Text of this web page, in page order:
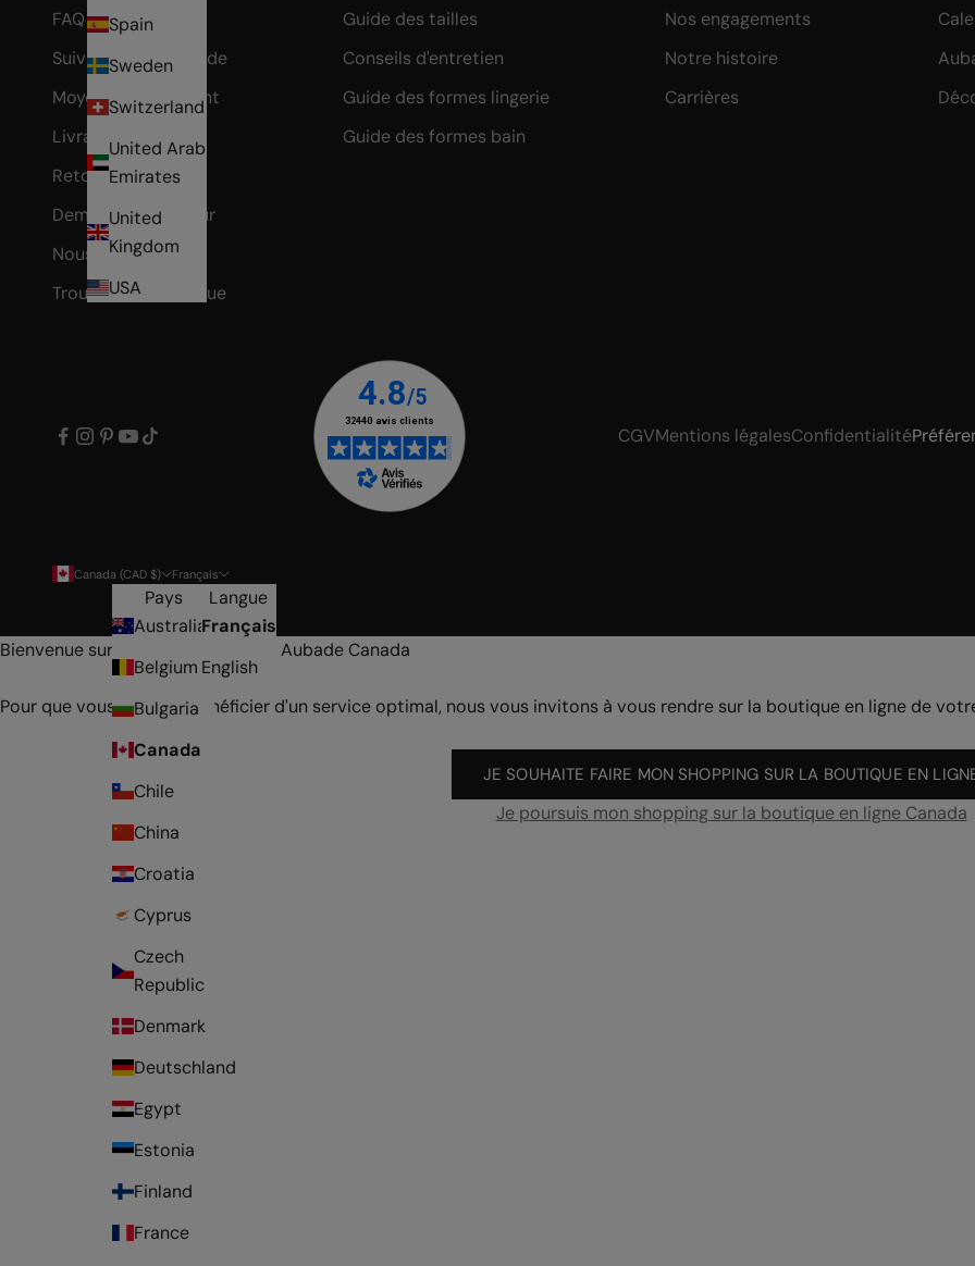
Spain
Sweden
Switzerland
United Arab
Emirates
United
Kingdom
USA
FAQ
Suivre ma commande
Moyens de paiement
Livraison
Retours
Demander un retour
Nous contacter
Trouver une boutique
Guide des tailles
Conseils d'entretien
Guide des formes lingerie
Guide des formes bain
Nos engagements
Notre histoire
Carrières
CGVMentions légalesConfidentialité
Canada (CAD $)
Pays
Australia
Belgium
Bulgaria
Canada
Chile
China
Croatia
Cyprus
Czech
Republic
Denmark
Deutschland
Egypt
Estonia
Finland
France
Français
Langue
Français
English
Bienvenue sur la boutique en ligne Aubade Canada
Pour que vous puissiez bénéficier d'un service optimal, nous vous invitons à vous rendre sur la boutique en ligne de
JE SOUHAITE FAIRE MON SHOPPING SUR LA BOUTIQUE EN
Je poursuis mon shopping sur la boutique en ligne Canada